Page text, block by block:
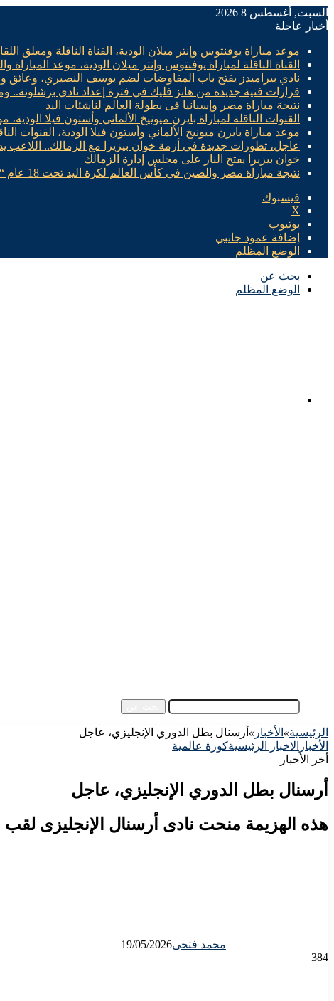
السبت, أغسطس 8 2026
أخبار عاجلة
موعد مباراة يوفنتوس وإنتر ميلان الودية، القناة الناقلة ومعلق
القناة الناقلة لمباراة يوفنتوس وإنتر ميلان الودية، موعد المباراة
نادي بيراميدز يفتح باب المفاوضات لضم يوسف النصيري، وعائق
قرارات فنية جديدة من هانز فليك في فترة إعداد نادي برشلونة..
نتيجة مباراة مصر وإسبانيا فى بطولة العالم لناشئات اليد
القنوات الناقلة لمباراة بايرن ميونيخ الألماني وأستون فيلا الودية،
موعد مباراة بايرن ميونيخ الألماني وأستون فيلا الودية، القنوات
عاجل، تطورات جديدة في أزمة خوان بيزيرا مع الزمالك.. اللاعب
خوان بيزيرا يفتح النار على مجلس إدارة الزمالك
نتيجة مباراة مصر والصين فى كأس العالم لكرة اليد تحت 18 عام “سيدات”
فيسبوك
X
يوتيوب
إضافة عمود جانبي
الوضع المظلم
بحث عن
الوضع المظلم
الرئيسية» الأخبار » أرسنال بطل الدوري الإنجليزي، عاجل
الأخبار الاخبار الرئيسيةكورة عالمية
أخر الأخبار
أرسنال بطل الدوري الإنجليزي، عاجل
هذه الهزيمة منحت نادى أرسنال الإنجليزى
محمد فتحى19/05/2026
384